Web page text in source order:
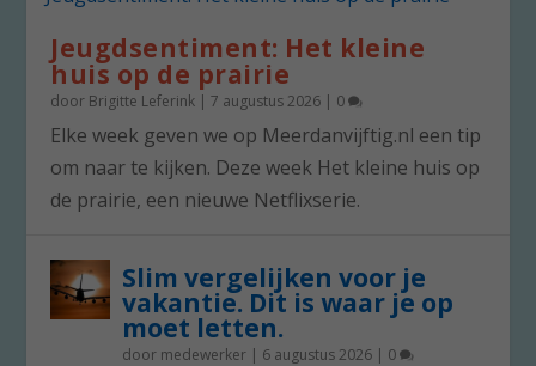
Jeugdsentiment: Het kleine
huis op de prairie
door Brigitte Leferink |7 augustus 2026 | 0
Elke week geven we op Meerdanvijftig.nl een tip
om naar te kijken. Deze week Het kleine huis op
de prairie, een nieuwe Netflixserie.
Slim vergelijken voor je
vakantie. Dit is waar je op
moet letten.
door medewerker | 6 augustus 2026 | 0